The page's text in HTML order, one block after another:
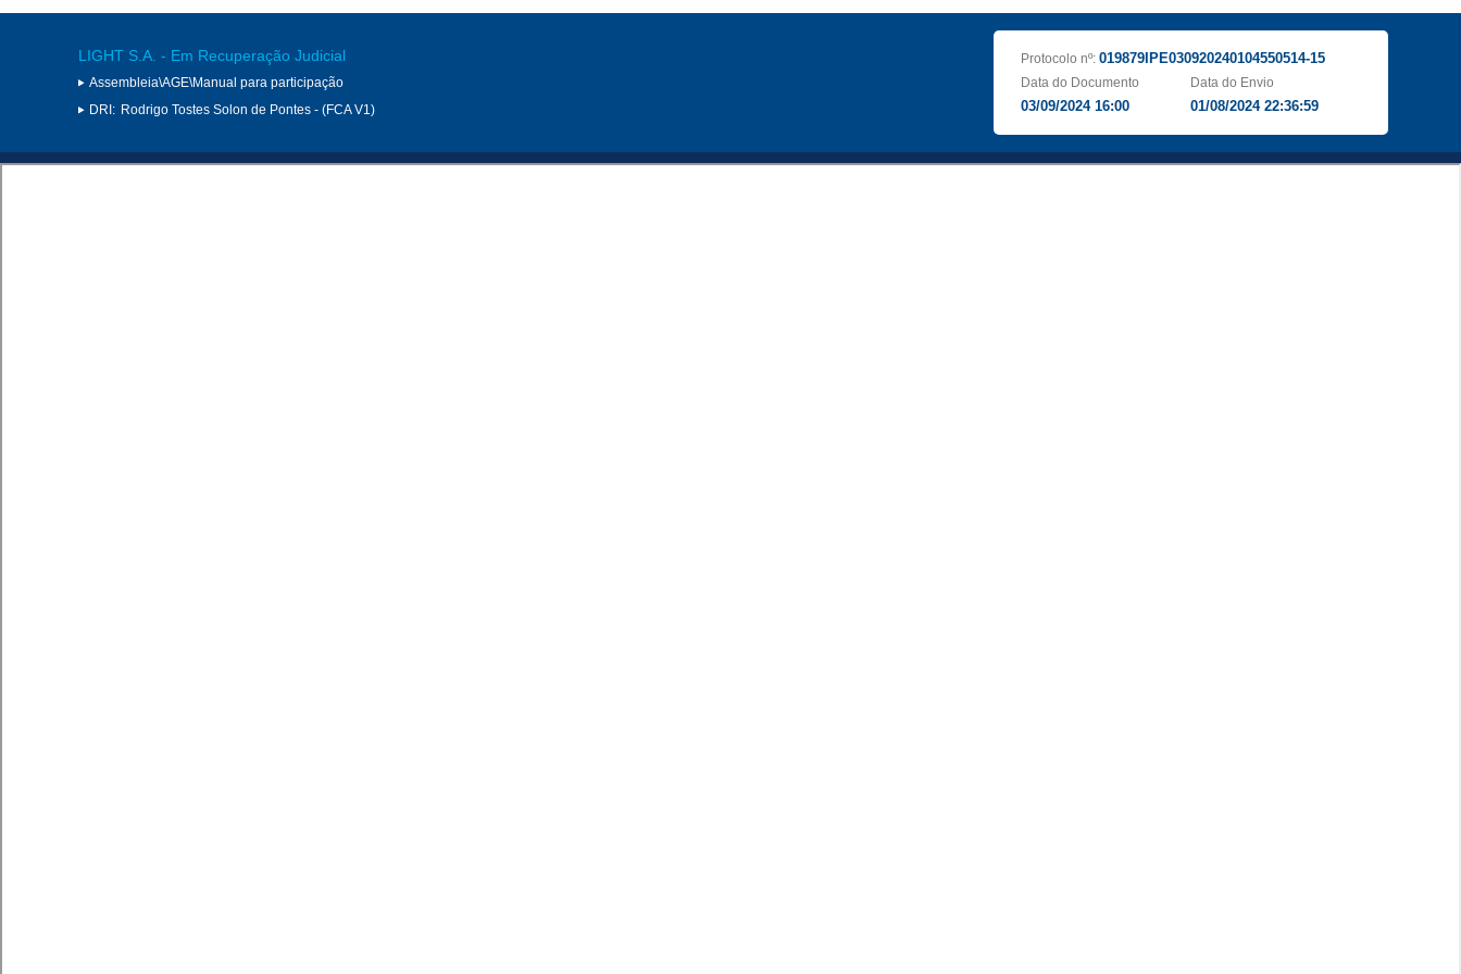
LIGHT S.A. - Em Recuperação Judicial
Assembleia\AGE\Manual para participação
DRI: Rodrigo Tostes Solon de Pontes - (FCA V1)
Protocolo nº: 019879IPE030920240104550514-15
Data do Documento
03/09/2024 16:00
Data do Envio
01/08/2024 22:36:59